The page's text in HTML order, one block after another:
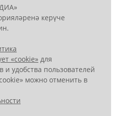
керүче
«cookie» для
и удобства пользователей
можно отменить в